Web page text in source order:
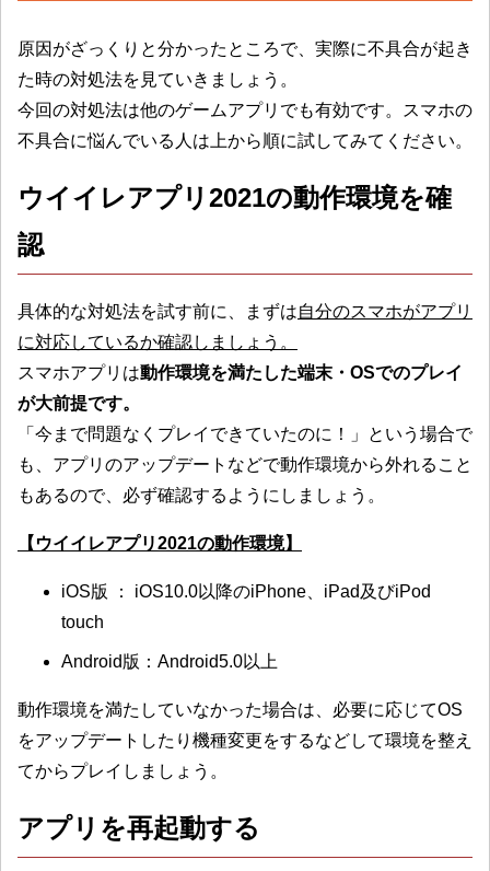
原因がざっくりと分かったところで、実際に不具合が起き
た時の対処法を見ていきましょう。
今回の対処法は他のゲームアプリでも有効です。スマホの
不具合に悩んでいる人は上から順に試してみてください。
ウイイレアプリ2021の動作環境を確
認
具体的な対処法を試す前に、まずは自分のスマホがアプリ
に対応しているか確認しましょう。
スマホアプリは動作環境を満たした端末・OSでのプレイ
が大前提です。
「今まで問題なくプレイできていたのに！」という場合で
も、アプリのアップデートなどで動作環境から外れること
もあるので、必ず確認するようにしましょう。
【ウイイレアプリ2021の動作環境】
iOS版 ： iOS10.0以降のiPhone、iPad及びiPod
touch
Android版：Android5.0以上
動作環境を満たしていなかった場合は、必要に応じてOS
をアップデートしたり機種変更をするなどして環境を整え
てからプレイしましょう。
アプリを再起動する